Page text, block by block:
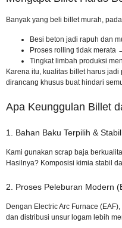
Banyak yang beli billet murah,
Besi beton jadi rapuh dan
Proses rolling tidak merata
Tingkat limbah produksi
Karena itu, kualitas billet harus
dirancang khusus buat hindari
Apa Keunggulan Billet
1. Bahan Baku Terpilih & Stabil
Kami gunakan scrap baja
Hasilnya? Komposisi kimia stabil
2. Proses Peleburan Modern
Dengan Electric Arc Furnace
dan distribusi unsur logam lebih